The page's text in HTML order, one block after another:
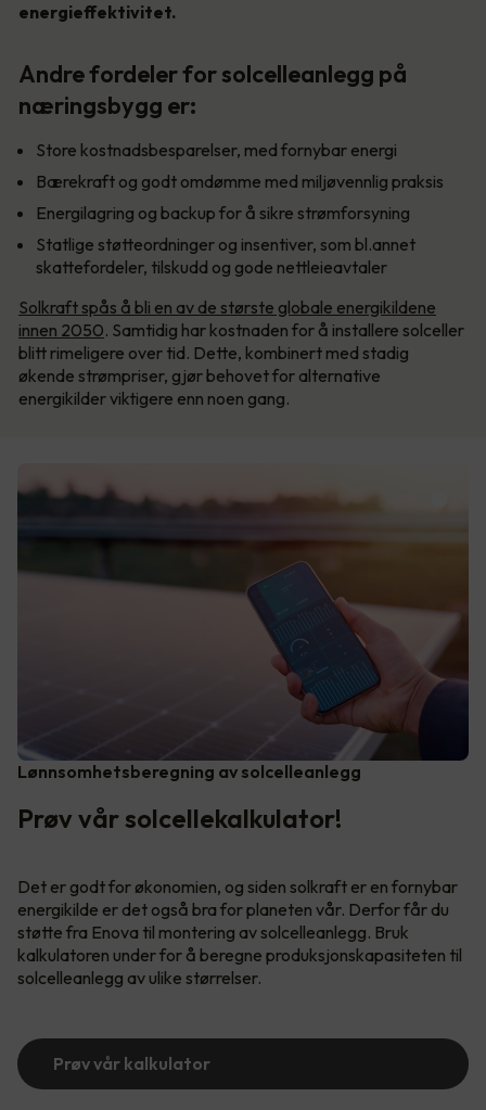
energieffektivitet.
Andre fordeler for solcelleanlegg på
næringsbygg er:
Store kostnadsbesparelser, med fornybar energi
Bærekraft og godt omdømme med miljøvennlig praksis
Energilagring og backup for å sikre strømforsyning
Statlige støtteordninger og insentiver, som bl.annet
skattefordeler, tilskudd og gode nettleieavtaler
Solkraft spås å bli en av de største globale energikildene
innen 2050. Samtidig har kostnaden for å installere solceller
blitt rimeligere over tid. Dette, kombinert med stadig
økende strømpriser, gjør behovet for alternative
energikilder viktigere enn noen gang.
Lønnsomhetsberegning av solcelleanlegg
Prøv vår solcellekalkulator!
Det er godt for økonomien, og siden solkraft er en fornybar
energikilde er det også bra for planeten vår. Derfor får du
støtte fra Enova til montering av solcelleanlegg. Bruk
kalkulatoren under for å beregne produksjonskapasiteten til
solcelleanlegg av ulike størrelser.
Prøv vår kalkulator